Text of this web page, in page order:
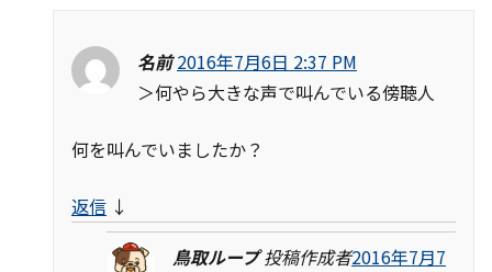
名前 2016年7月6日 2:37 PM
＞何やら大きな声で叫んでいる傍聴人
何を叫んでいましたか？
返信 ↓
鳥取ループ 投稿作成者2016年7月7